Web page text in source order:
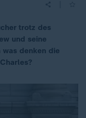
trotz des
und seine
was denken die